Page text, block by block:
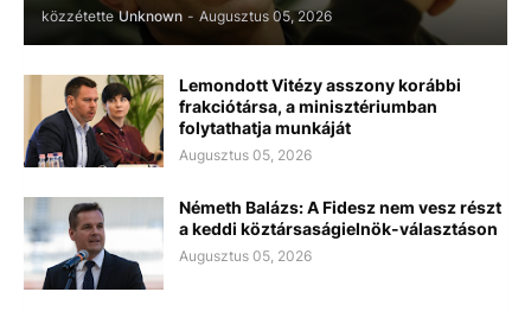
közzétette Unknown - Augusztus 05, 2026
Lemondott Vitézy asszony korábbi
frakciótársa, a minisztériumban
folytathatja munkáját
Augusztus 05, 2026
Németh Balázs: A Fidesz nem vesz részt
a keddi köztársaságielnök-választáson
Augusztus 05, 2026